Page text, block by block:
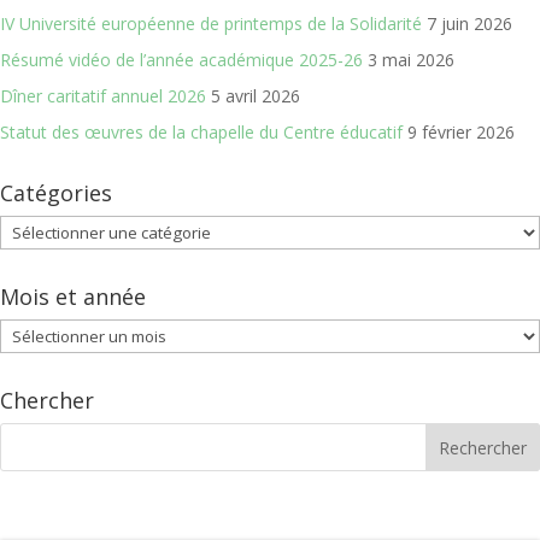
IV Université européenne de printemps de la Solidarité 7 juin 2026
Résumé vidéo de l’année académique 2025-26 3 mai 2026
Dîner caritatif annuel 2026 5 avril 2026
Statut des œuvres de la chapelle du Centre éducatif 9 février 2026
Catégories
Catégories
Mois et année
Mois
et
année
Chercher